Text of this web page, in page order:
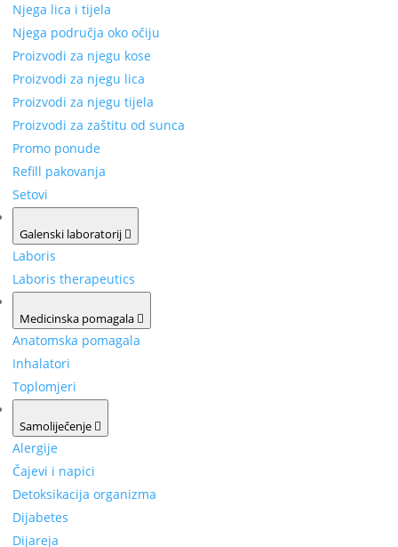
Njega lica i tijela
Njega područja oko očiju
Proizvodi za njegu kose
Proizvodi za njegu lica
Proizvodi za njegu tijela
Proizvodi za zaštitu od sunca
Promo ponude
Refill pakovanja
Setovi
Galenski laboratorij
Laboris
Laboris therapeutics
Medicinska pomagala
Anatomska pomagala
Inhalatori
Toplomjeri
Samoliječenje
Alergije
Čajevi i napici
Detoksikacija organizma
Dijabetes
Dijareja